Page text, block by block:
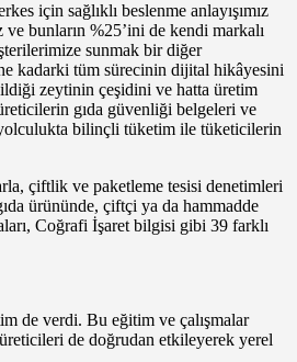
için sağlıklı beslenme anlayışımız
bunların %25’ini de kendi markalı
sunmak bir diğer
kadarki tüm sürecinin dijital hikâyesini
zeytinin çeşidini ve hatta üretim
gıda güvenliği belgeleri ve
yolculukta bilinçli tüketim ile tüketicilerin
çiftlik ve paketleme tesisi denetimleri
ürününde, çiftçi ya da hammadde
Coğrafi İşaret bilgisi gibi 39 farklı
de verdi. Bu eğitim ve çalışmalar
de doğrudan etkileyerek yerel